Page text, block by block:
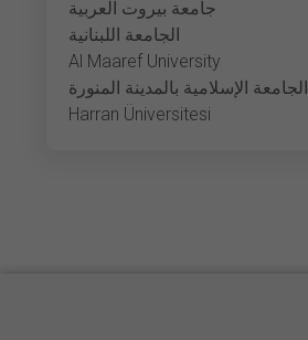
جامعة بيروت العربية
الجامعة اللبنانية
Al Maaref University
الجامعة الإسلامية بالمدينة المنورة
Harran Üniversitesi